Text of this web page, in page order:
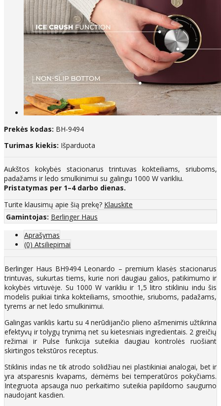
Prekės kodas: BH-9494
Turimas kiekis: Išparduota
Aukštos kokybės stacionarus trintuvas kokteiliams, sriuboms,
padažams ir ledo smulkinimui su galingu 1000 W varikliu.
Pristatymas per 1–4 darbo dienas.
Turite klausimų apie šią prekę? Klauskite
Gamintojas: Berlinger Haus
Aprašymas
(0) Atsiliepimai
Berlinger Haus BH9494 Leonardo – premium klasės stacionarus
trintuvas, sukurtas tiems, kurie nori daugiau galios, patikimumo ir
kokybės virtuvėje. Su 1000 W varikliu ir 1,5 litro stikliniu indu šis
modelis puikiai tinka kokteiliams, smoothie, sriuboms, padažams,
tyrems ar net ledo smulkinimui.
Galingas variklis kartu su 4 nerūdijančio plieno ašmenimis užtikrina
efektyvų ir tolygų trynimą net su kietesniais ingredientais. 2 greičių
režimai ir Pulse funkcija suteikia daugiau kontrolės ruošiant
skirtingos tekstūros receptus.
Stiklinis indas ne tik atrodo solidžiau nei plastikiniai analogai, bet ir
yra atsparesnis kvapams, dėmėms bei temperatūros pokyčiams.
Integruota apsauga nuo perkaitimo suteikia papildomo saugumo
naudojant kasdien.